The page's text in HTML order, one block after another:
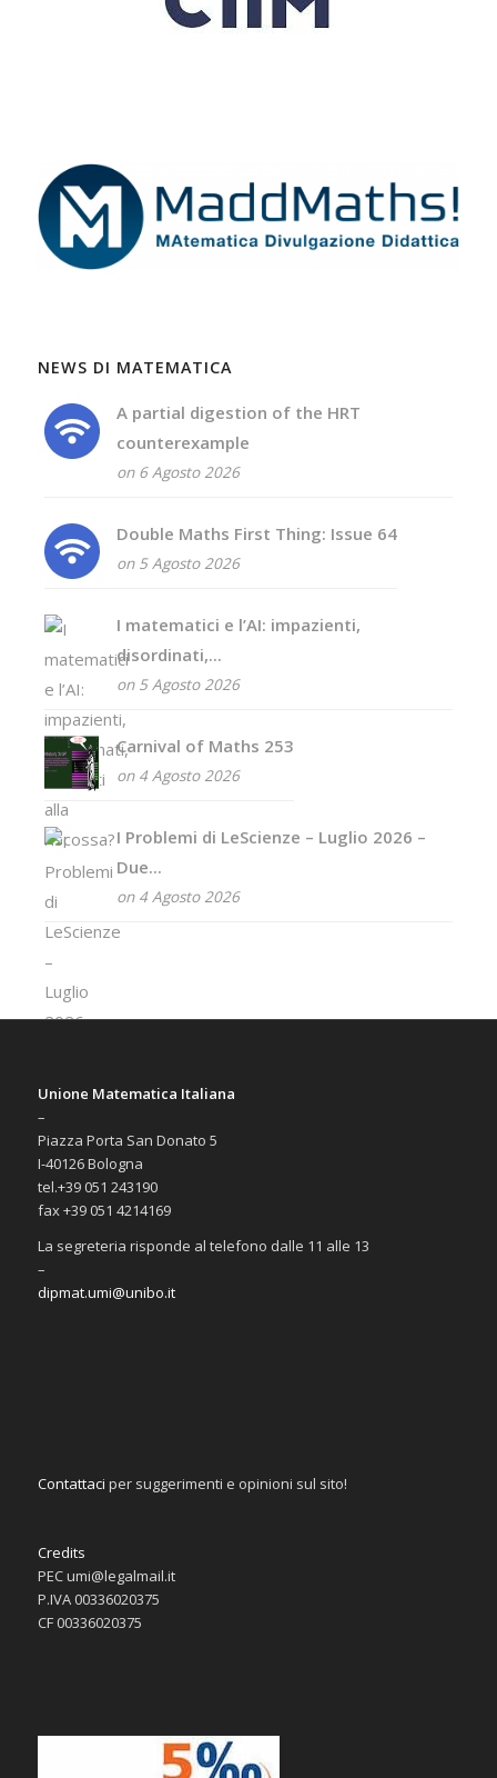
NEWS DI MATEMATICA
A partial digestion of the HRT
counterexample
on 6 Agosto 2026
Double Maths First Thing: Issue 64
on 5 Agosto 2026
I matematici e l’AI: impazienti,
disordinati,...
on 5 Agosto 2026
Carnival of Maths 253
on 4 Agosto 2026
I Problemi di LeScienze – Luglio 2026 –
Due...
on 4 Agosto 2026
Unione Matematica Italiana
–
Piazza Porta San Donato 5
I-40126 Bologna
tel.+39 051 243190
fax +39 051 4214169
La segreteria risponde al telefono dalle 11 alle 13
–
dipmat.umi@unibo.it
Contattaci per suggerimenti e opinioni sul sito!
Credits
PEC umi@legalmail.it
P.IVA 00336020375
CF 00336020375